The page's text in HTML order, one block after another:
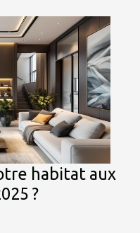
habitat aux
?